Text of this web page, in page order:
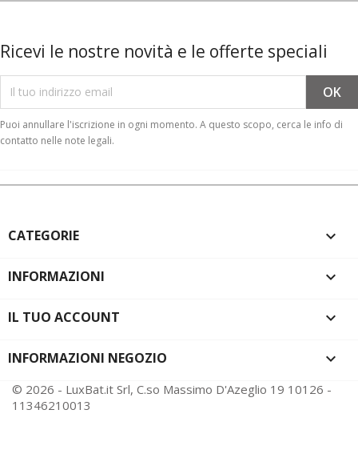
Ricevi le nostre novità e le offerte speciali
Puoi annullare l'iscrizione in ogni momento. A questo scopo, cerca le info di
contatto nelle note legali.
CATEGORIE 
INFORMAZIONI 
IL TUO ACCOUNT 
INFORMAZIONI NEGOZIO keyboard_arrow_down
© 2026 - LuxBat.it Srl, C.so Massimo D'Azeglio 19 10126 -
11346210013